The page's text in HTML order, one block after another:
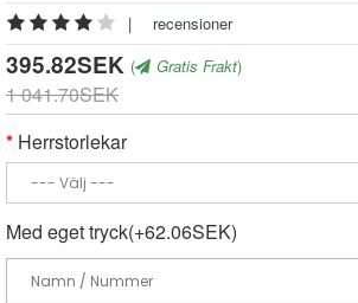
| recensioner
395.82SEK ( Gratis Frakt)
1 041.70SEK
Herrstorlekar
Med eget tryck(+62.06SEK)